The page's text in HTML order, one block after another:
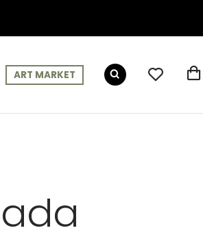
ART MARKET